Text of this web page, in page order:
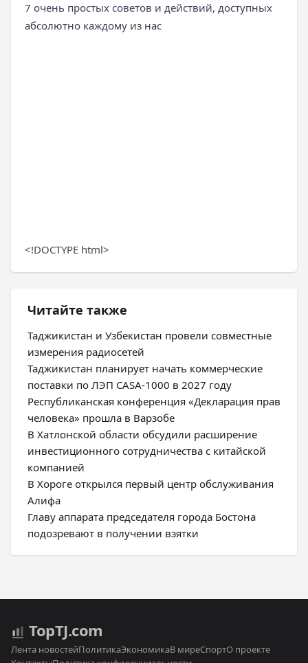
7 очень простых советов и действий, доступных
абсолютно каждому из нас
<!DOCTYPE html>
Читайте также
Таджикистан и Узбекистан провели совместные
измерения радиосетей
Таджикистан планирует начать коммерческие
поставки по ЛЭП CASA-1000 в 2027 году
Республиканская конференция «Декларация прав
человека» прошла в Варзобе
В Хатлонской области обсудили расширение
инвестиционного сотрудничества с китайской
компанией
В Хороге открылся первый центр обслуживания
Алифа
Главу аппарата председателя города Бостона
подозревают в получении взятки
TopTJ.com
Лента новостейПолитикаЭкономикаВ миреСпортО проекте